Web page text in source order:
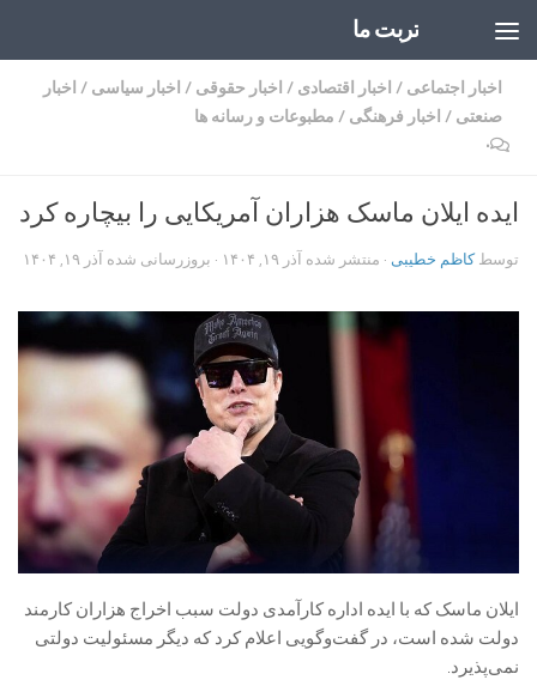
تربت ما
اخبار اجتماعی / اخبار اقتصادی / اخبار حقوقی / اخبار سیاسی / اخبار
صنعتی / اخبار فرهنگی / مطبوعات و رسانه ها
۰
ایده ایلان ماسک هزاران آمریکایی را بیچاره کرد
توسطکاظم خطیبی · منتشر شده آذر ۱۹, ۱۴۰۴ · بروزرسانی شده آذر ۱۹, ۱۴۰۴
ایلان ماسک که با ایده اداره کارآمدی دولت سبب اخراج هزاران کارمند
دولت شده است، در گفت‌وگویی اعلام کرد که دیگر مسئولیت دولتی
نمی‌پذیرد.